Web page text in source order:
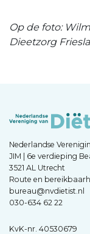
Op de foto:
Dieetzorg
Nederlandse
JIM | 6e verdieping
3521 AL Utrecht
Route en
bureau@nvdietist.nl
030-634 62 22
KvK-nr. 40530679